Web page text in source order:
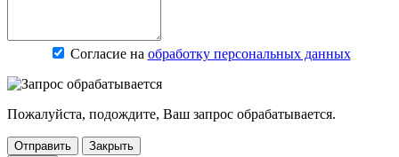
Согласие на обработку персональных данных
Пожалуйста, подождите, Ваш запрос обрабатывается.
Отправить
Закрыть